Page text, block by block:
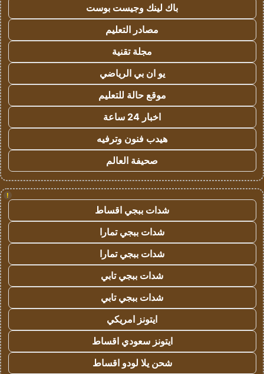
باك لينك وجيست بوست
مصادر التعليم
مجلة تقنية
يو ان بي الرياضي
موقع حالة للتعليم
اخبار 24 ساعة
هيدب فنون وترفيه
صحيفة العالم
!
شدات ببجي اقساط
شدات ببجي تمارا
شدات ببجي تمارا
شدات ببجي تابي
شدات ببجي تابي
ايتونز امريكي
ايتونز سعودي اقساط
شحن يلا لودو اقساط